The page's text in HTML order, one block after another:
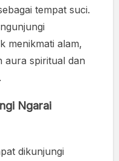
tempat suci.
menikmati alam,
aura spiritual dan
Ngarai
dikunjungi